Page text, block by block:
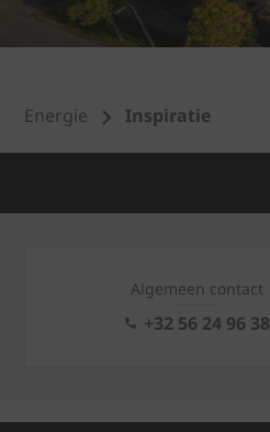
Energie Inspiratie
Algemeen contact
+32 56 24 96 38